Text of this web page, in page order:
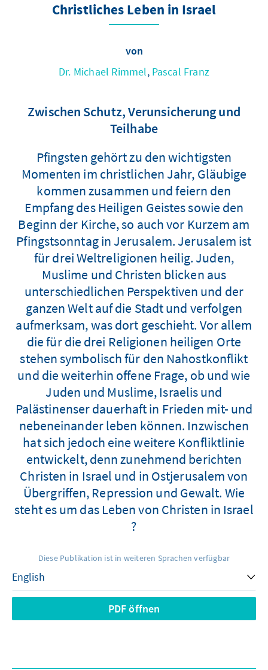
Christliches Leben in Israel
von
Dr. Michael Rimmel, Pascal Franz
Zwischen Schutz, Verunsicherung und
Teilhabe
Pfingsten gehört zu den wichtigsten
Momenten im christlichen Jahr, Gläubige
kommen zusammen und feiern den
Empfang des Heiligen Geistes sowie den
Beginn der Kirche, so auch vor Kurzem am
Pfingstsonntag in Jerusalem. Jerusalem ist
für drei Weltreligionen heilig. Juden,
Muslime und Christen blicken aus
unterschiedlichen Perspektiven und der
ganzen Welt auf die Stadt und verfolgen
aufmerksam, was dort geschieht. Vor allem
die für die drei Religionen heiligen Orte
stehen symbolisch für den Nahostkonflikt
und die weiterhin offene Frage, ob und wie
Juden und Muslime, Israelis und
Palästinenser dauerhaft in Frieden mit- und
nebeneinander leben können. Inzwischen
hat sich jedoch eine weitere Konfliktlinie
entwickelt, denn zunehmend berichten
Christen in Israel und in Ostjerusalem von
Übergriffen, Repression und Gewalt. Wie
steht es um das Leben von Christen in Israel
?
Diese Publikation ist in weiteren Sprachen verfügbar
PDF öffnen